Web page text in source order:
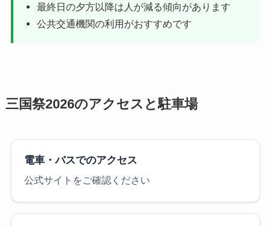
最終日の夕方以降は人が減る傾向があります
公共交通機関の利用がおすすめです
三国祭2026のアクセスと駐車場
電車・バスでのアクセス
公式サイトをご確認ください